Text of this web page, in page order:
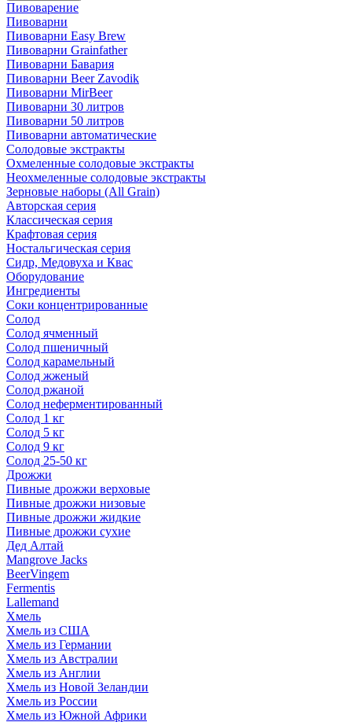
Пивоварение
Пивоварни
Пивоварни Easy Brew
Пивоварни Grainfather
Пивоварни Бавария
Пивоварни Beer Zavodik
Пивоварни MirBeer
Пивоварни 30 литров
Пивоварни 50 литров
Пивоварни автоматические
Солодовые экстракты
Охмеленные солодовые экстракты
Неохмеленные солодовые экстракты
Зерновые наборы (All Grain)
Авторская серия
Классическая серия
Крафтовая серия
Ностальгическая серия
Сидр, Медовуха и Квас
Оборудование
Ингредиенты
Соки концентрированные
Солод
Солод ячменный
Солод пшеничный
Солод карамельный
Солод жженый
Солод ржаной
Солод неферментированный
Солод 1 кг
Солод 5 кг
Солод 9 кг
Солод 25-50 кг
Дрожжи
Пивные дрожжи верховые
Пивные дрожжи низовые
Пивные дрожжи жидкие
Пивные дрожжи сухие
Дед Алтай
Mangrove Jacks
BeerVingem
Fermentis
Lallemand
Хмель
Хмель из США
Хмель из Германии
Хмель из Австралии
Хмель из Англии
Хмель из Новой Зеландии
Хмель из России
Хмель из Южной Африки